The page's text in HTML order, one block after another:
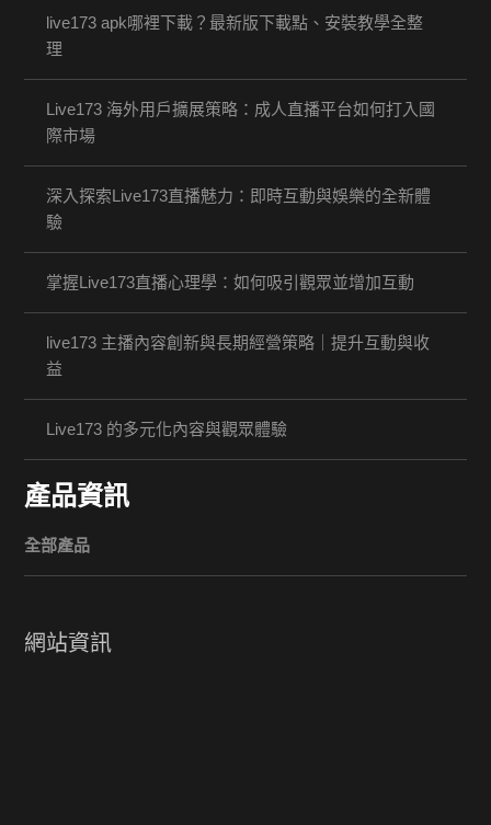
live173 apk哪裡下載？最新版下載點、安裝教學全整
理
Live173 海外用戶擴展策略：成人直播平台如何打入國
際市場
深入探索Live173直播魅力：即時互動與娛樂的全新體
驗
掌握Live173直播心理學：如何吸引觀眾並增加互動
live173 主播內容創新與長期經營策略｜提升互動與收
益
Live173 的多元化內容與觀眾體驗
產品資訊
全部產品
網站資訊